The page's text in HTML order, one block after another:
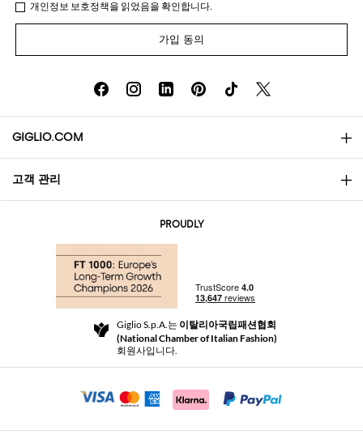
개인정보 보호정책을 읽었음을 확인합니다.
가입 동의
GIGLIO.COM
소개
Community Store
Beauty Seekers VIP Club
고객 관리
반품 및 환불
For a safe shopping experience
Security Communication
PROUDLY
Giglio S.p.A.는 이탈리아국립패션협회
(National Chamber of Italian Fashion)
회원사입니다.